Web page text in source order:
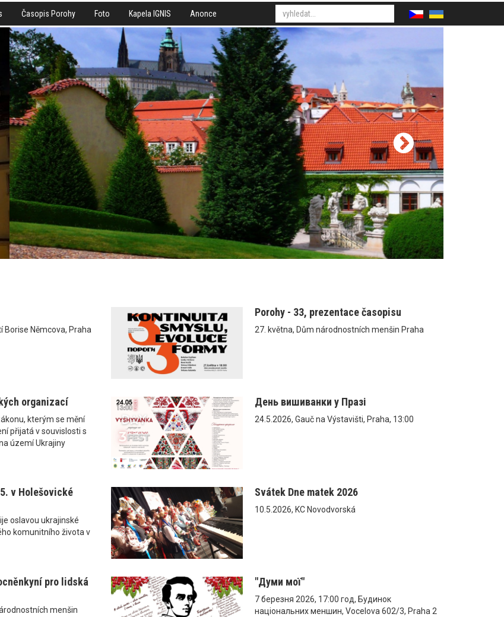
Časopis Porohy Foto Kapela IGNIS Anonce
Borise Němcova, Praha
Porohy - 33, prezentace časopisu
27. května, Dům národnostních menšin Praha
organizací
kterým se mění
přijatá v souvislosti s
území Ukrajiny
День вишиванки у Празі
24.5.2026, Gauč na Výstavišti, Praha, 13:00
v Holešovické
oslavou ukrajinské
komunitního života v
Svátek Dne matek 2026
10.5.2026, KC Novodvorská
pro lidská
menšin
"Думи мої"
7 березня 2026, 17:00 год, Будинок
національних меншин, Vocelova 602/3, Praha 2